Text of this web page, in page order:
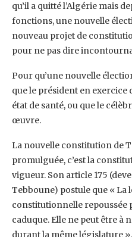
qu’il a ‎quitté l’Algérie mais
fonctions, une nouvelle
nouveau projet de
pour ne pas dire
Pour qu’une nouvelle
que le président en
état de santé, ou que le
œuvre. ‎
La nouvelle constitution de
promulguée, c’est la
vigueur. Son article 175
Tebboune) postule que ‎‎«
constitutionnelle repoussée
caduque. Elle ne ‎peut être à
durant la même législature